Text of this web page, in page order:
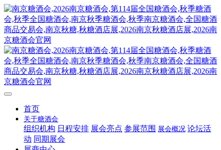
首页
关于糖酒会
组织机构 日程安排 展会亮点 参展范围 展会概况 论坛活
动 同期展会